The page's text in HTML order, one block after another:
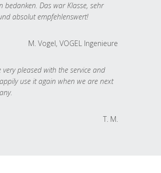
bedanken. Das war Klasse, sehr
absolut empfehlenswert!
M. Vogel, VOGEL Ingenieure
very pleased with the service and
use it again when we are next
T. M.